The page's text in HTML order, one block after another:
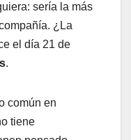
sería la más
¿La
el día 21 de
.
común en
tiene